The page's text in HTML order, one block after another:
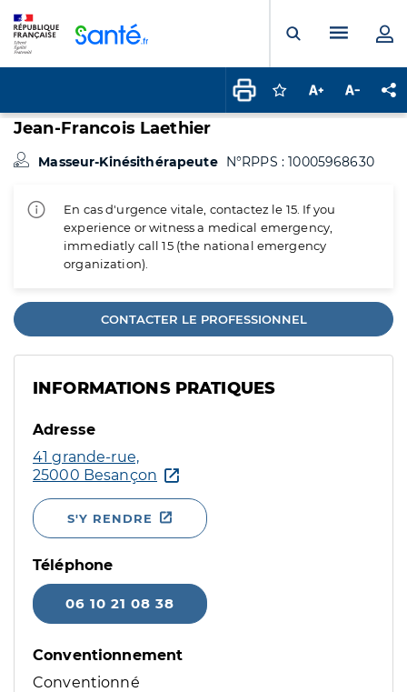
Ouvrir laMenu
Connectez-vous
Augmenter la
Jean-Francois Laethier
Masseur-Kinésithérapeute N°RPPS : 10005968630
En cas d'urgence vitale, contactez le 15. If you
experience or witness a medical emergency,
immediatly call 15 (the national emergency
organization).
CONTACTER LE PROFESSIONNEL
INFORMATIONS PRATIQUES
Adresse
41 grande-rue,
25000 Besançon
S'Y RENDRE
Téléphone
06 10 21 08 38
Conventionnement
Conventionné